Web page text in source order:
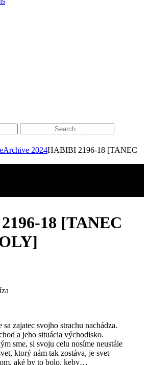
Archive 2024HABIBI 2196-18 [TANEC
18 [TANEC
sa zajatec svojho strachu nachádza.
a jeho situácia východisko.
sme, si svoju celu nosíme neustále
ktorý nám tak zostáva, je svet
aké by to bolo, keby…